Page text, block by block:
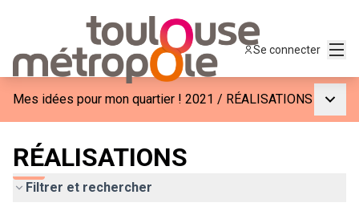
Se connecter
Mes idées pour mon quartier ! 2021 / RÉALISATIONS
RÉALISATIONS
Filtrer et rechercher